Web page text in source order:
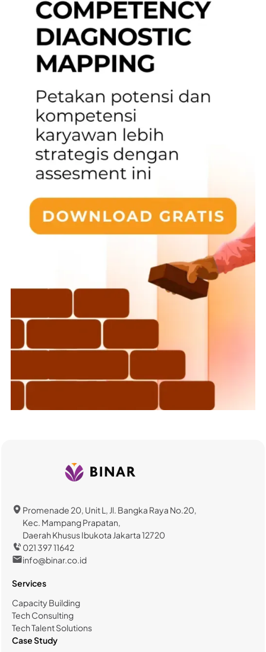
Promenade 20, Unit L, Jl. Bangka Raya No.20,
Kec. Mampang Prapatan,
Daerah Khusus Ibukota Jakarta 12720
021 397 11642
info@binar.co.id
Services
Capacity Building
Tech Consulting
Tech Talent Solutions
Case Study